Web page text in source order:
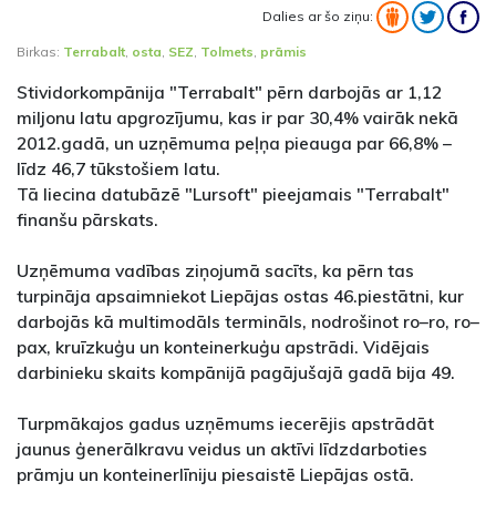
Dalies ar šo ziņu:
Birkas: Terrabalt, osta, SEZ, Tolmets, prāmis
Stividorkompānija "Terrabalt" pērn darbojās ar 1,12
miljonu latu apgrozījumu, kas ir par 30,4% vairāk nekā
2012.gadā, un uzņēmuma peļņa pieauga par 66,8% –
līdz 46,7 tūkstošiem latu.
Tā liecina datubāzē "Lursoft" pieejamais "Terrabalt"
finanšu pārskats.
Uzņēmuma vadības ziņojumā sacīts, ka pērn tas
turpināja apsaimniekot Liepājas ostas 46.piestātni, kur
darbojās kā multimodāls termināls, nodrošinot ro–ro, ro–
pax, kruīzkuģu un konteinerkuģu apstrādi. Vidējais
darbinieku skaits kompānijā pagājušajā gadā bija 49.
Turpmākajos gadus uzņēmums iecerējis apstrādāt
jaunus ģenerālkravu veidus un aktīvi līdzdarboties
prāmju un konteinerlīniju piesaistē Liepājas ostā.